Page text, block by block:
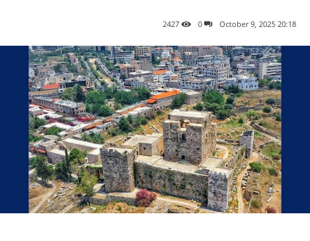
20:18 2025 ,October 9
0
2427